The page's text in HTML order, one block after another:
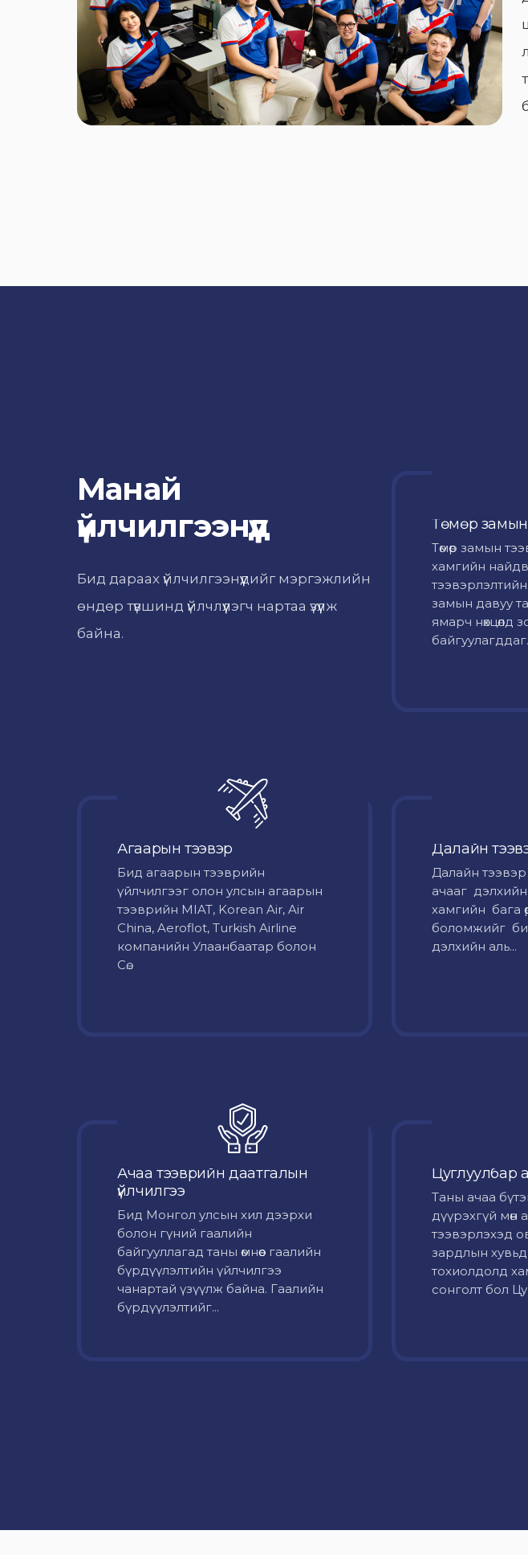
Манай
үйлчилгээнүүд
Бид дараах үйлчилгээнүүдийг мэргэжлийн
өндөр түвшинд үйлчлүүлэгч нартаа үзүүлж
байна.
Төмөр замын
Төмөр замын
хамгийн
тээвэрлэлтийн
замын давуу
ямарч нөхцөлд
Агаарын тээвэр
Бид агаарын тээврийн
үйлчилгээг олон улсын агаарын
тээврийн MIAT, Korean Air, Air
China, Aeroflot, Turkish Airline
компанийн Улаанбаатар болон
Сө...
Далайн
Далайн тээвэр
ачааг дэлхийн
хамгийн бага
боломжийг
дэлхийн аль...
Ачаа тээврийн даатгалын
үйлчилгээ
Бид Монгол улсын хил дээрхи
болон гүний гаалийн
байгууллагад таны өмнөөс гаалийн
бүрдүүлэлтийн үйлчилгээ
чанартай үзүүлж байна. Гаалийн
бүрдүүлэлтийг...
Цуглуулбар
Таны ачаа
дүүрэхгүй мөн
тээвэрлэхэд
зардлын хувьд
тохиолдолд
сонголт бол